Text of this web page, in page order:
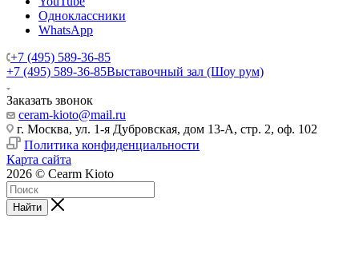
Одноклассники
WhatsApp
+7 (495) 589-36-85
+7 (495) 589-36-85Выставочный зал (Шоу рум)
Заказать звонок
ceram-kioto@mail.ru
г. Москва, ул. 1-я Дубровская, дом 13-А, стр. 2, оф. 102
Политика конфиденциальности
Карта сайта
2026 © Cearm Kioto
Найти